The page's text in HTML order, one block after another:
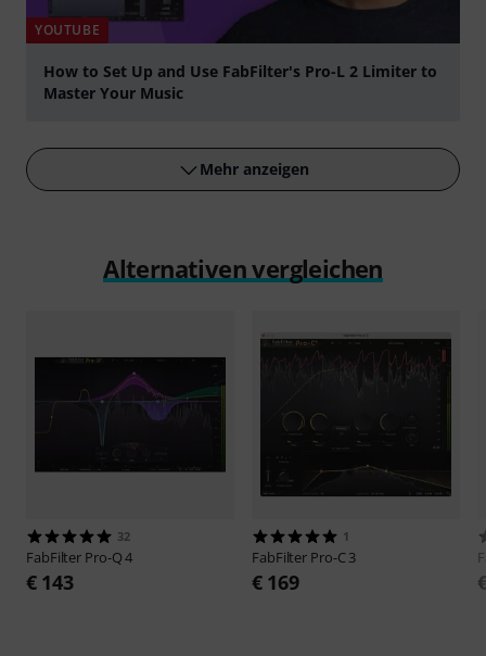
YOUTUBE
How to Set Up and Use FabFilter's Pro-L 2 Limiter to
Master Your Music
Mehr anzeigen
Alternativen vergleichen
32
FabFilter Pro-Q 4
€ 143
1
FabFilter Pro-C 3
€ 169